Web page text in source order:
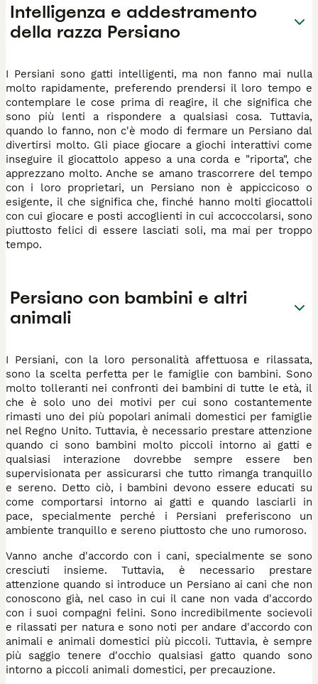
Intelligenza e addestramento
della razza Persiano
I Persiani sono gatti intelligenti, ma non fanno mai nulla
molto rapidamente, preferendo prendersi il loro tempo e
contemplare le cose prima di reagire, il che significa che
sono più lenti a rispondere a qualsiasi cosa. Tuttavia,
quando lo fanno, non c'è modo di fermare un Persiano dal
divertirsi molto. Gli piace giocare a giochi interattivi come
inseguire il giocattolo appeso a una corda e "riporta", che
apprezzano molto. Anche se amano trascorrere del tempo
con i loro proprietari, un Persiano non è appiccicoso o
esigente, il che significa che, finché hanno molti giocattoli
con cui giocare e posti accoglienti in cui accoccolarsi, sono
piuttosto felici di essere lasciati soli, ma mai per troppo
tempo.
Persiano con bambini e altri
animali
I Persiani, con la loro personalità affettuosa e rilassata,
sono la scelta perfetta per le famiglie con bambini. Sono
molto tolleranti nei confronti dei bambini di tutte le età, il
che è solo uno dei motivi per cui sono costantemente
rimasti uno dei più popolari animali domestici per famiglie
nel Regno Unito. Tuttavia, è necessario prestare attenzione
quando ci sono bambini molto piccoli intorno ai gatti e
qualsiasi interazione dovrebbe sempre essere ben
supervisionata per assicurarsi che tutto rimanga tranquillo
e sereno. Detto ciò, i bambini devono essere educati su
come comportarsi intorno ai gatti e quando lasciarli in
pace, specialmente perché i Persiani preferiscono un
ambiente tranquillo e sereno piuttosto che uno rumoroso.
Vanno anche d'accordo con i cani, specialmente se sono
cresciuti insieme. Tuttavia, è necessario prestare
attenzione quando si introduce un Persiano ai cani che non
conoscono già, nel caso in cui il cane non vada d'accordo
con i suoi compagni felini. Sono incredibilmente socievoli
e rilassati per natura e sono noti per andare d'accordo con
animali e animali domestici più piccoli. Tuttavia, è sempre
più saggio tenere d'occhio qualsiasi gatto quando sono
intorno a piccoli animali domestici, per precauzione.